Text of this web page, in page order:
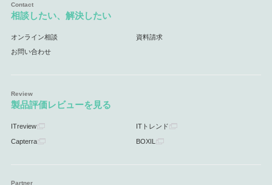
相談したい、解決したい
オンライン相談 資料請求
お問い合わせ
製品評価レビューを見る
ITreview ITトレンド
Capterra BOXIL